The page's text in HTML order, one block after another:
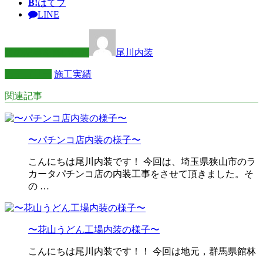
B!はてブ
LINE
尾川内装
施工実績
関連記事
〜パチンコ店内装の様子〜
こんにちは尾川内装です！ 今回は、埼玉県狭山市のラ
カータパチンコ店の内装工事をさせて頂きました。そ
の …
〜花山うどん工場内装の様子〜
こんにちは尾川内装です！！ 今回は地元，群馬県館林